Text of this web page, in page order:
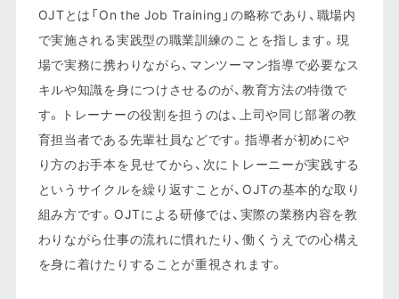
OJTとは「On the Job Training」の略称であり、職場内
で実施される実践型の職業訓練のことを指します。現
場で実務に携わりながら、マンツーマン指導で必要なス
キルや知識を身につけさせるのが、教育方法の特徴で
す。トレーナーの役割を担うのは、上司や同じ部署の教
育担当者である先輩社員などです。指導者が初めにや
り方のお手本を見せてから、次にトレーニーが実践する
というサイクルを繰り返すことが、OJTの基本的な取り
組み方です。OJTによる研修では、実際の業務内容を教
わりながら仕事の流れに慣れたり、働くうえでの心構え
を身に着けたりすることが重視されます。